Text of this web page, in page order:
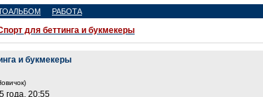
РАБОТА
для беттинга и букмекеры
и букмекеры
года, 20:55